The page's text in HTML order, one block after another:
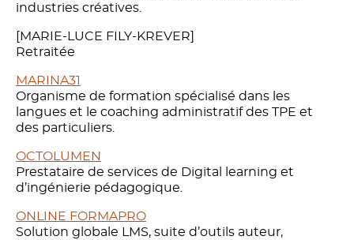
industries créatives.
[MARIE-LUCE FILY-KREVER]
Retraitée
MARINA31
Organisme de formation spécialisé dans les
langues et le coaching administratif des TPE et
des particuliers.
OCTOLUMEN
Prestataire de services de Digital learning et
d’ingénierie pédagogique.
ONLINE FORMAPRO
Solution globale LMS, suite d’outils auteur,